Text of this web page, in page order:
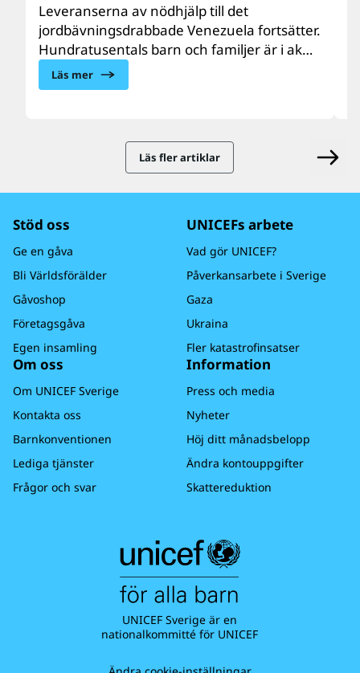
Leveranserna av nödhjälp till det
jordbävningsdrabbade Venezuela fortsätter.
Hundratusentals barn och familjer är i akut
behov av vård, näring, vatten, sanitet och
hygien samt psykosocialt stöd. UNICEF finns
Läs mer
Läs fler artiklar
Stöd oss
Ge en gåva
Bli Världsförälder
Gåvoshop
Företagsgåva
Egen insamling
UNICEFs arbete
Vad gör UNICEF?
Påverkansarbete i Sverige
Gaza
Ukraina
Fler katastrofinsatser
Om oss
Om UNICEF Sverige
Kontakta oss
Barnkonventionen
Lediga tjänster
Frågor och svar
Information
Press och media
Nyheter
Höj ditt månadsbelopp
Ändra kontouppgifter
Skattereduktion
UNICEF Sverige är en
nationalkommitté för UNICEF